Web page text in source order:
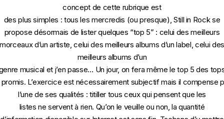
concept de cette rubrique est
des plus simples : tous les mercredis (ou presque), Still in Rock se
propose désormais de lister quelques “top 5” : celui des meilleurs
morceaux d’un artiste, celui des meilleurs albums d’un label, celui des
meilleurs albums d’un
musical et j’en passe… Un jour, on fera même le top 5 des
L’exercice est nécessairement subjectif mais il compense
l’une de ses qualités : titiller tous ceux qui pensent que les
listes ne servent à rien. Qu’on le veuille ou non, la quantité